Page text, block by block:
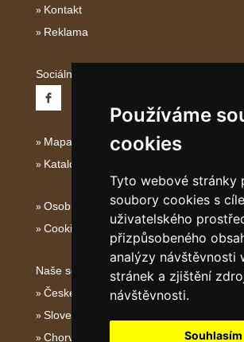
Používáme
cookies
Tyto webové stránky
soubory cookies s
uživatelského
přizpůsobeného
analýzy návštěvnosti
stránek a zjištění
návštěvnosti.
Souhlasím
Kontakt
Reklama
Sociální sítě:
Mapa serveru Severní Itálie
Katalog ubytování
Osobní údaje
Cookies
Naše servery:
České hory
Slovenské hory
Chorvatsko